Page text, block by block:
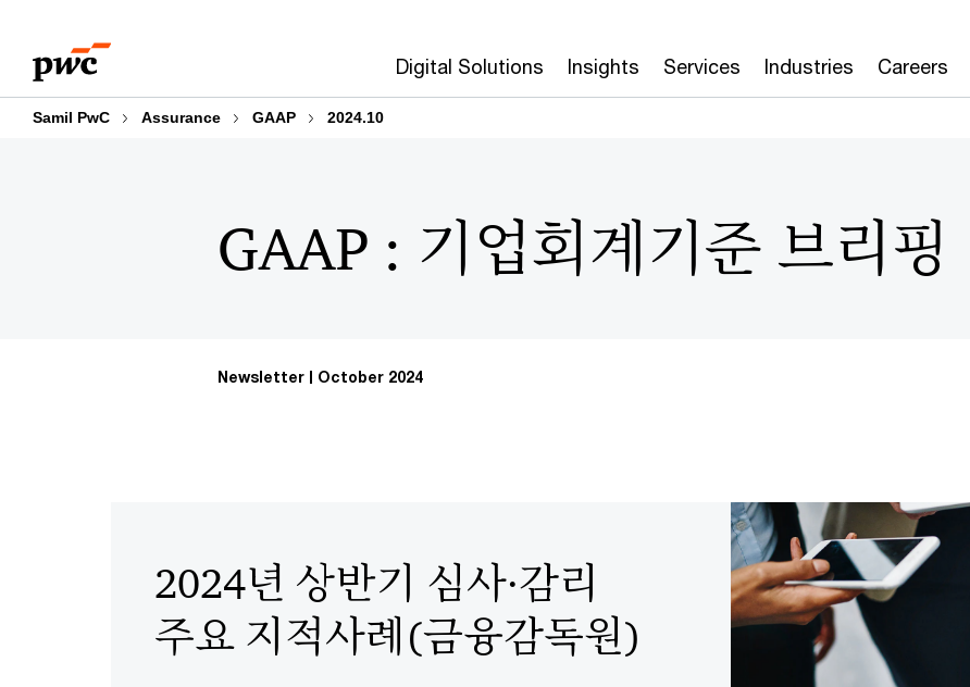
content
footer
Digital Solutions Insights Services Industries Careers
Samil PwC Assurance GAAP 2024.10
GAAP : 기업회계기준 브리핑
Newsletter October 2024
2024년 상반기 심사·감리
주요 지적사례(금융감독원)